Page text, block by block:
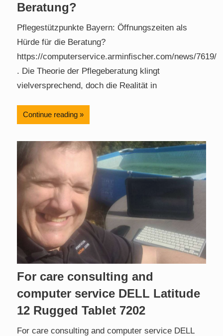
Beratung?
Pflegestützpunkte Bayern: Öffnungszeiten als
Hürde für die Beratung?
https://computerservice.arminfischer.com/news/7619/
. Die Theorie der Pflegeberatung klingt
vielversprechend, doch die Realität in
Continue reading
For care consulting and
computer service DELL Latitude
12 Rugged Tablet 7202
For care consulting and computer service DELL